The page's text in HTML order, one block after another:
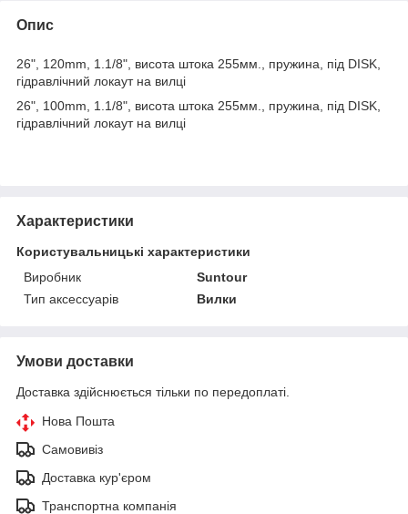
Опис
26", 120mm, 1.1/8", висота штока 255мм., пружина, під DISK,
гідравлічний локаут на вилці
26", 100mm, 1.1/8", висота штока 255мм., пружина, під DISK,
гідравлічний локаут на вилці
Характеристики
Користувальницькі характеристики
Виробник
Suntour
Тип аксессуарів
Вилки
Умови доставки
Доставка здійснюється тільки по передоплаті.
Нова Пошта
Самовивіз
Доставка кур'єром
Транспортна компанія